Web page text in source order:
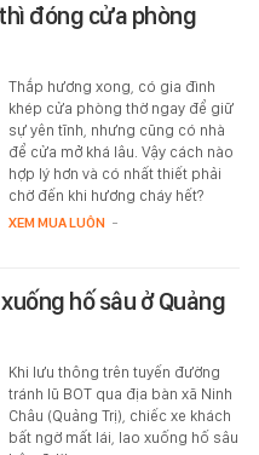
đóng cửa phòng
Thắp hương xong, có gia đình
khép cửa phòng thờ ngay để giữ
sự yên tĩnh, nhưng cũng có nhà
để cửa mở khá lâu. Vậy cách nào
hợp lý hơn và có nhất thiết phải
chờ đến khi hương cháy hết?
XEM MUA LUÔN -
hố sâu ở Quảng
Khi lưu thông trên tuyến đường
tránh lũ BOT qua địa bàn xã Ninh
Châu (Quảng Trị), chiếc xe khách
bất ngờ mất lái, lao xuống hố sâu